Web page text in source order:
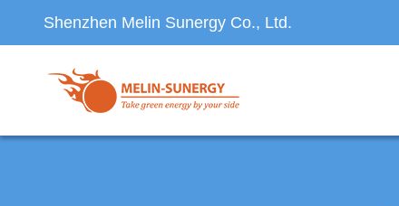
Shenzhen Melin Sunergy Co., Ltd.